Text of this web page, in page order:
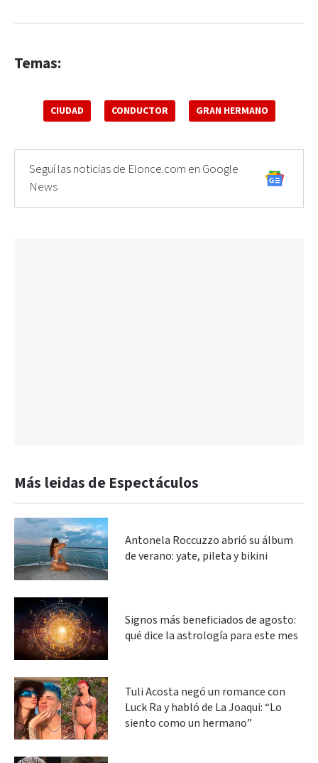
Temas:
CIUDAD CONDUCTOR GRAN HERMANO
Seguí las noticias de Elonce.com en Google
News
Más leidas de Espectáculos
Antonela Roccuzzo abrió su álbum
de verano: yate, pileta y bikini
Signos más beneficiados de agosto:
qué dice la astrología para este mes
Tuli Acosta negó un romance con
Luck Ra y habló de La Joaqui: “Lo
siento como un hermano”